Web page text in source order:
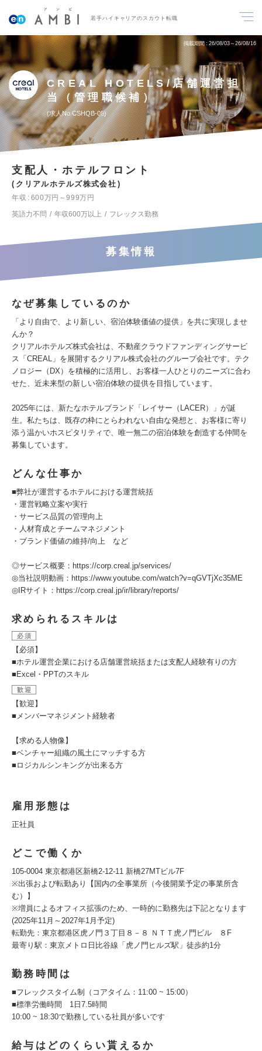
若手ハイキャリアのスカウト転職
掲載期間 26/08/03～26/08/16
CREAL HOTELS/店舗運営担
当（管理職候補）
求人No.CSHQB-05
支配人・ホテルフロント
クリアルホテルズ株式会社
年収
600万円～999万円
英語力不問
年収600万以上 フレックス勤務
募集情報
なぜ募集しているのか
「より自由で、より新しい、宿泊体験価値の提供」を共に実現しませ
んか？
クリアルホテルズ株式会社は、不動産クラウドファンディングサービ
ス「CREAL」を展開するクリアル株式会社のグループ会社です。テク
ノロジー（DX）を積極的に活用し、お客様一人ひとりのニーズに合わ
せた、近未来型の新しい宿泊体験の提供を目指しています。
2025年には、新たなホテルブランド「レイサー（LACER）」が誕
生。私たちは、既存の枠にとらわれない自由な発想と、お客様に寄り
添う温かいホスピタリティで、唯一無二の宿泊体験を創造する仲間を
募集しています。
どんな仕事か
■弊社が運営するホテルにおける運営統括
・運営戦略立案や実行
・サービス品質の管理向上
・人材育成とチームマネジメント
・ブランド価値の維持/向上 など
◎サービス概要：https://corp.creal.jp/services/
◎当社説明動画：https://www.youtube.com/watch?v=qGVTjXc35ME
◎IRサイト：https://corp.creal.jp/ir/library/reports/
求められるスキルは
必須
【必須】
■ホテル運営企業における店舗運営統括または支配人経験有りの方
■Excel・PPTのスキル
歓迎
【歓迎】
■メンバーマネジメント経験者
【求める人物像】
■ベンチャー組織の風土にマッチする方
■ロジカルシンキングが出来る方
雇用形態は
正社員
どこで働くか
105-0004 東京都港区新橋2-12-11 新橋27MTビル7F
※出張および転勤あり【国内の全事業所（今後開業予定の事業所含
む）】
※増員によるオフィス拡張のため、一時的に勤務先は下記となります
(2025年11月～2027年1月予定)
転勤先：東京都港区虎ノ門３丁目８－８ ＮＴＴ虎ノ門ビル ８F
最寄り駅：東京メトロ日比谷線「虎ノ門ヒルズ駅」徒歩約1分
勤務時間は
■フレックスタイム制（コアタイム：11:00 ~ 15:00）
■標準労働時間 1日7.5時間
10:00 ~ 18:30で勤務している社員が多いです
給与はどのくらい貰えるか